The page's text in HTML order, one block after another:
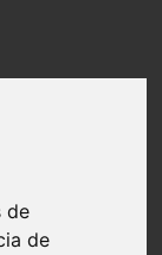
de
de